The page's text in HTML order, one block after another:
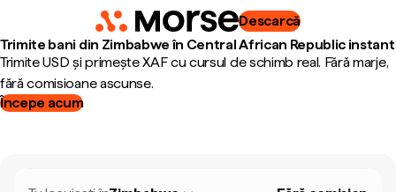
Descarcă
Trimite bani din Zimbabwe în Central African Republic instant
Trimite USD și primește XAF cu cursul de schimb real. Fără marje,
fără comisioane ascunse.
Începe acum